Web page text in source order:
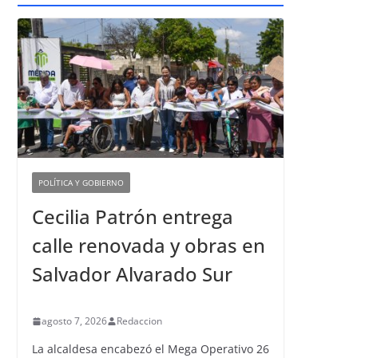
POLÍTICA Y GOBIERNO
Cecilia Patrón entrega
calle renovada y obras en
Salvador Alvarado Sur
agosto 7, 2026 Redaccion
La alcaldesa encabezó el Mega Operativo 26